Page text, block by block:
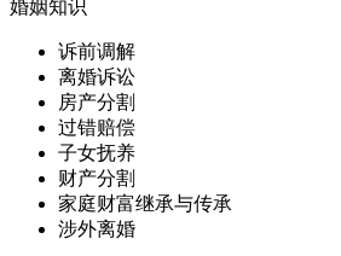
婚姻知识
诉前调解
离婚诉讼
房产分割
过错赔偿
子女抚养
财产分割
家庭财富继承与传承
涉外离婚